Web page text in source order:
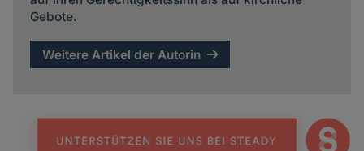
Gebote.
Weitere Artikel der Autorin